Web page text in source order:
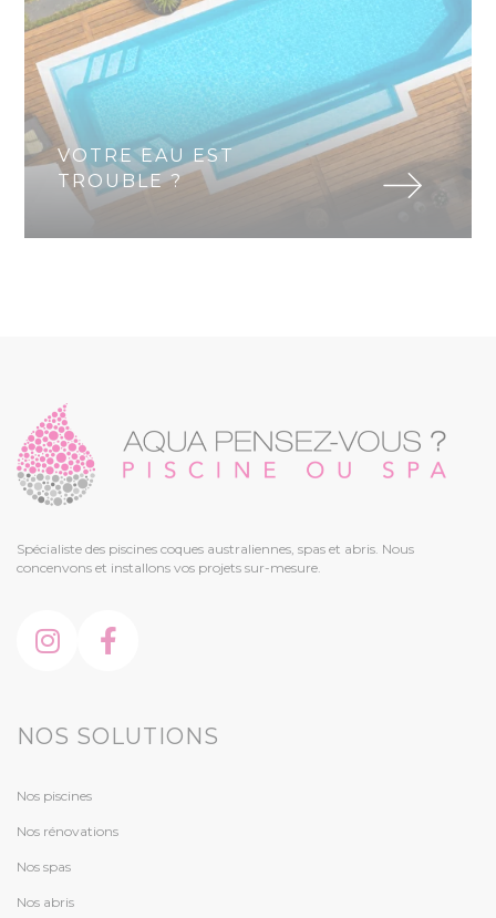
VOTRE EAU EST
TROUBLE ?
Spécialiste des piscines coques australiennes, spas et abris. Nous
concenvons et installons vos projets sur-mesure.
NOS SOLUTIONS
Nos piscines
Nos rénovations
Nos spas
Nos abris